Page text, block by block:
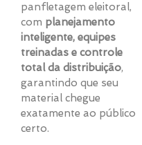
panfletagem eleitoral,
com planejamento
inteligente, equipes
treinadas e controle
total da distribuição,
garantindo que seu
material chegue
exatamente ao público
certo.